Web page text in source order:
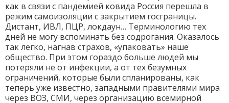
как в связи с пандемией ковида Россия перешла в
режим самоизоляции с закрытием госграницы.
Дистант, ИВЛ, ПЦР, локдаун… Терминологию тех
дней не могу вспоминать без содрогания. Оказалось
так легко, нагнав страхов, «упаковать» наше
общество. При этом гораздо больше людей мы
потеряли не от инфекции, а от тех безумных
ограничений, которые были спланированы, как
теперь уже известно, западными правителями мира
через ВОЗ, СМИ, через организацию всемирной